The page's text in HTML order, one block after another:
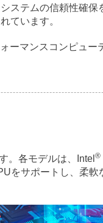
ステムの信頼性確保
ています。
ーマンスコンピュー
。各モデルは、Intel ®
をサポートし、柔軟